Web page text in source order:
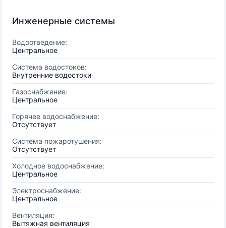
Инженерные системы
Водоотведение:
Центральное
Система водостоков:
Внутренние водостоки
Газоснабжение:
Центральное
Горячее водоснабжение:
Отсутствует
Система пожаротушения:
Отсутствует
Холодное водоснабжение:
Центральное
Электроснабжение:
Центральное
Вентиляция:
Вытяжная вентиляция